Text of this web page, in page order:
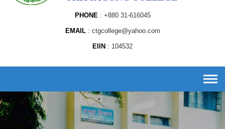
PHONE +880 31-616045
EMAIL ctgcollege@yahoo.com
EIIN 104532